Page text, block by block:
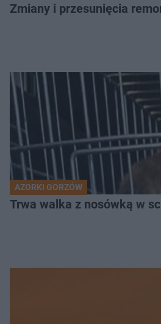
Zmiany i przesunięcia
AZORKI GORZÓW
Trwa walka z nosówką w